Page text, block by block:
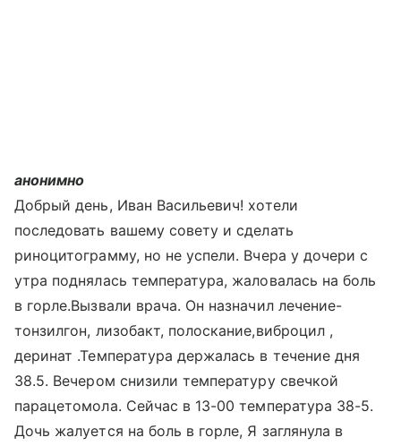
анонимно
Добрый день, Иван Васильевич! хотели
последовать вашему совету и сделать
риноцитограмму, но не успели. Вчера у дочери с
утра поднялась температура, жаловалась на боль
в горле.Вызвали врача. Он назначил лечение-
тонзилгон, лизобакт, полоскание,виброцил ,
деринат .Температура держалась в течение дня
38.5. Вечером снизили температуру свечкой
парацетомола. Сейчас в 13-00 температура 38-5.
Дочь жалуется на боль в горле, Я заглянула в